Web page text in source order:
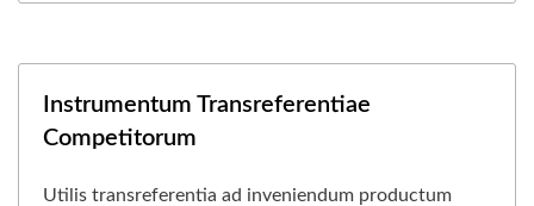
Instrumentum Transreferentiae
Competitorum
Utilis transreferentia ad inveniendum productum